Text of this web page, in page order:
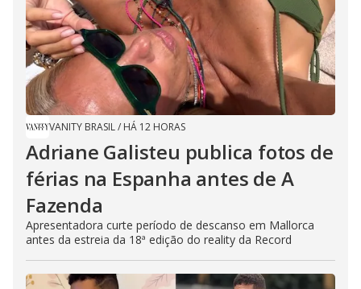
VANITY BRASIL/ HÁ 12 HORAS
Adriane Galisteu publica fotos de
férias na Espanha antes de A
Fazenda
Apresentadora curte período de descanso em Mallorca
antes da estreia da 18ª edição do reality da Record